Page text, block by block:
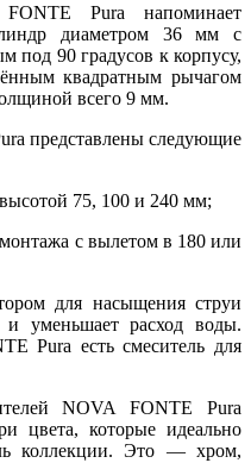
Pura напоминает
диаметром 36 мм с
под 90 градусов к корпусу,
квадратным рычагом
всего 9 мм.
представлены следующие
75, 100 и 240 мм;
с вылетом в 180 или
для насыщения струи
и уменьшает расход воды.
Pura есть смеситель для
NOVA FONTE Pura
цвета, которые идеально
коллекции. Это — хром,